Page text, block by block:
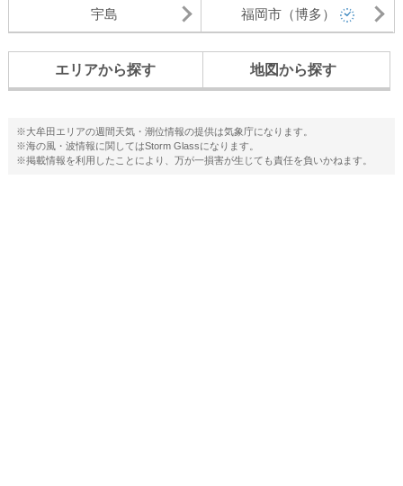
宇島 福岡市（博多）
エリアから探す 地図から探す
※大牟田エリアの週間天気・潮位情報の提供は気象庁になります。
※海の風・波情報に関してはStorm Glassになります。
※掲載情報を利用したことにより、万が一損害が生じても責任を負いかねます。